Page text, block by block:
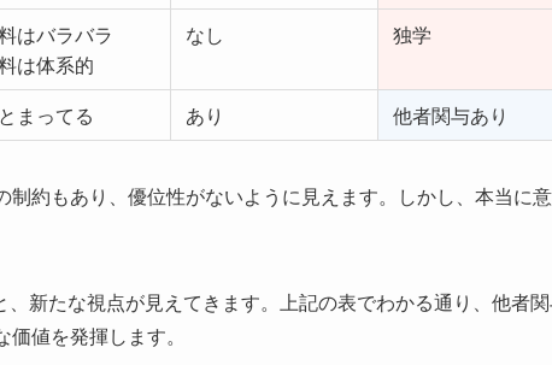
はバラバラ
は体系的
なし 独学
まってる あり 他者関与あり
約もあり、優位性がないように見えます。しかし、本当に
新たな視点が見えてきます。上記の表でわかる通り、他者
値を発揮します。